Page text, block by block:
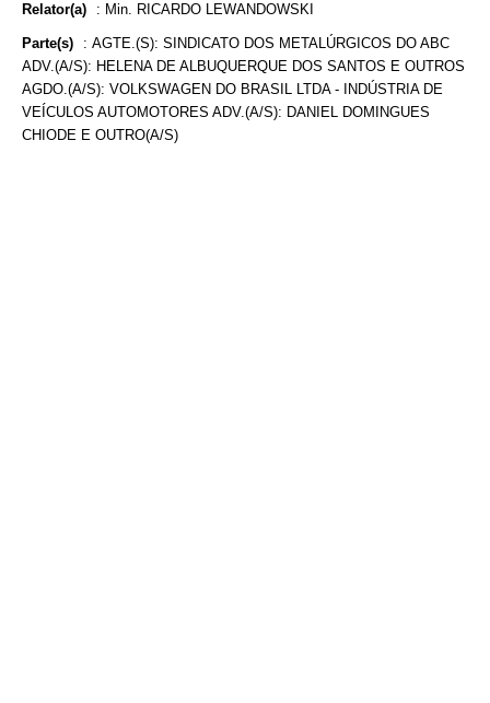
Relator(a) : Min. RICARDO LEWANDOWSKI
Parte(s) : AGTE.(S): SINDICATO DOS METALÚRGICOS DO ABC
ADV.(A/S): HELENA DE ALBUQUERQUE DOS SANTOS E OUTROS
AGDO.(A/S): VOLKSWAGEN DO BRASIL LTDA - INDÚSTRIA DE
VEÍCULOS AUTOMOTORES ADV.(A/S): DANIEL DOMINGUES
CHIODE E OUTRO(A/S)